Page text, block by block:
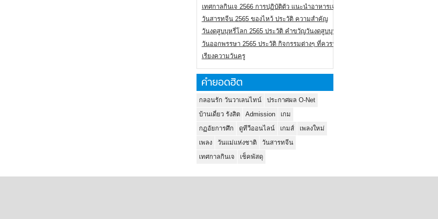
เทศกาลกินเจ 2566 การปฏิบัติตัว แนะนำอาหารเจ
วันสารทจีน 2565 ของไหว้ ประวัติ ความสำคัญ
วันงดสูบบุหรี่โลก 2565 ประวัติ คำขวัญวันงดสูบบุหรี่โลก
วันออกพรรษา 2565 ประวัติ กิจกรรมต่างๆ ที่ควรปฏิบัติ
เรียงความวันครู
คำยอดฮิต
กลอนรัก วันวาเลนไทน์
ประกาศผล O-Net
บ้านเดี่ยว รังสิต
Admission
เกม
กฏอัยการศึก
ดูทีวีออนไลน์ เกมส์
เพลงใหม่
เพลง
วันแม่แห่งชาติ
วันสารทจีน
เทศกาลกินเจ
เช็คพัสดุ